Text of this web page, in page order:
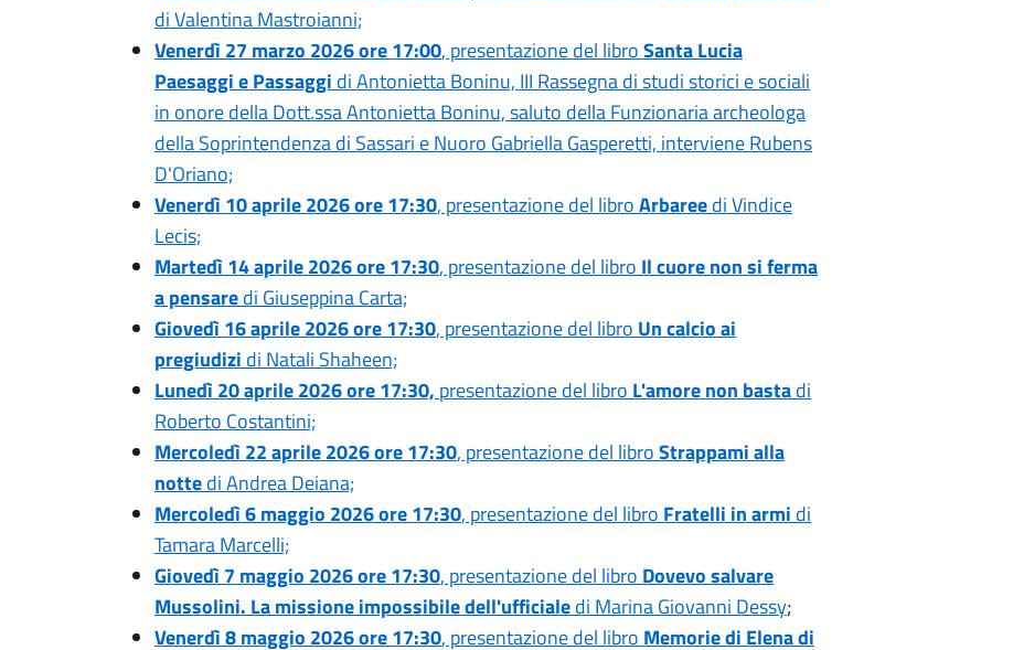
di Valentina Mastroianni;
Venerdì 27 marzo 2026 ore 17:00, presentazione del libroSanta Lucia
Paesaggi e Passaggi di Antonietta Boninu, III Rassegna di studi storici e sociali
in onore della Dott.ssa Antonietta Boninu, saluto della Funzionaria archeologa
della Soprintendenza di Sassari e Nuoro Gabriella Gasperetti, interviene Rubens
D'Oriano;
Venerdì 10 aprile 2026 ore 17:30, presentazione del libroArbareedi Vindice
Lecis;
Martedì 14 aprile 2026 ore 17:30, presentazione del libro Il cuore non si ferma
a pensaredi Giuseppina Carta;
Giovedì 16 aprile 2026 ore 17:30, presentazione del libro Un calcio ai
pregiudizi di Natali Shaheen;
Lunedì 20 aprile 2026 ore 17:30, presentazione del libro L'amore non bastadi
Roberto Costantini;
Mercoledì 22 aprile 2026 ore 17:30, presentazione del libroStrappami alla
nottedi Andrea Deiana;
Mercoledì 6 maggio 2026 ore 17:30, presentazione del libro Fratelli in armi di
Tamara Marcelli;
Giovedì 7 maggio 2026 ore 17:30, presentazione del libro Dovevo salvare
Mussolini. La missione impossibile dell'ufficialedi Marina Giovanni Dessy;
Venerdì 8 maggio 2026 ore 17:30, presentazione del libro Memorie di Elena di